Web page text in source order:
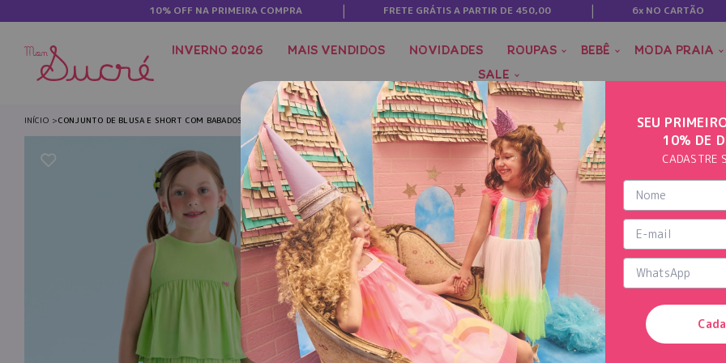
10% OFF NA PRIMEIRA COMPRA FRETE GRÁTIS A PARTIR DE 450,00 6x NO CARTÃO
INVERNO 2026 MAIS VENDIDOS NOVIDADES ROUPAS BEBÊ MODA PRAIA
SALE
INÍCIO CONJUNTO DE BLUSA E SHORT COM BABADOS
SEU
10% DE
CADASTRE